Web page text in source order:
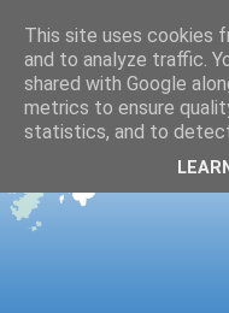
This site uses cookies
and to analyze traffic.
shared with Google
metrics to ensure
statistics, and to